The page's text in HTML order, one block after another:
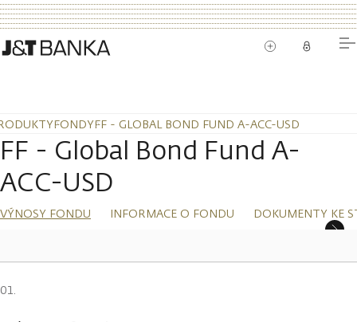
FONDYFF - GLOBAL BOND FUND A-ACC-USD
FF - Global Bond Fund A-
ACC-USD
VÝNOSY FONDU INFORMACE O FONDU DOKUMENTY KE